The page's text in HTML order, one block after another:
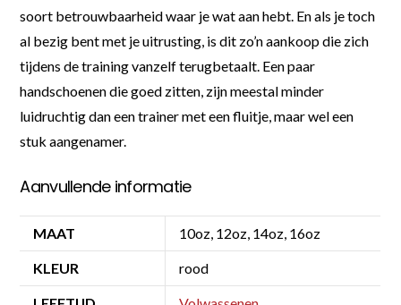
soort betrouwbaarheid waar je wat aan hebt. En als je toch
al bezig bent met je uitrusting, is dit zo’n aankoop die zich
tijdens de training vanzelf terugbetaalt. Een paar
handschoenen die goed zitten, zijn meestal minder
luidruchtig dan een trainer met een fluitje, maar wel een
stuk aangenamer.
Aanvullende informatie
MAAT 10oz, 12oz, 14oz, 16oz
KLEUR rood